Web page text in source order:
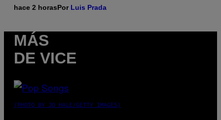
hace 2 horasPor Luis Prada
MÁS
DE VICE
(PHOTO BY JO HALE/GETTY IMAGES)